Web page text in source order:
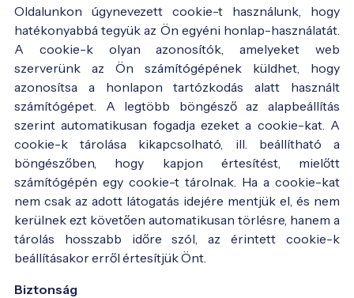
Oldalunkon úgynevezett cookie-t használunk, hogy
hatékonyabbá tegyük az Ön egyéni honlap-használatát.
A cookie-k olyan azonosítók, amelyeket web
szerverünk az Ön számítógépének küldhet, hogy
azonosítsa a honlapon tartózkodás alatt használt
számítógépet. A legtöbb böngésző az alapbeállítás
szerint automatikusan fogadja ezeket a cookie-kat. A
cookie-k tárolása kikapcsolható, ill. beállítható a
böngészőben, hogy kapjon értesítést, mielőtt
számítógépén egy cookie-t tárolnak. Ha a cookie-kat
nem csak az adott látogatás idejére mentjük el, és nem
kerülnek ezt követően automatikusan törlésre, hanem a
tárolás hosszabb időre szól, az érintett cookie-k
beállításakor erről értesítjük Önt.
Biztonság